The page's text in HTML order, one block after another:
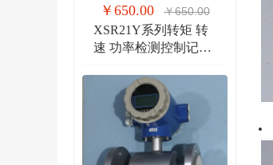
￥650.00 ￥650.00
XSR21Y系列转矩 转
速 功率检测控制记录